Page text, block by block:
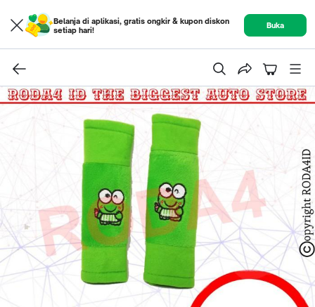
Belanja di aplikasi, gratis ongkir & kupon diskon
setiap hari!
Buka